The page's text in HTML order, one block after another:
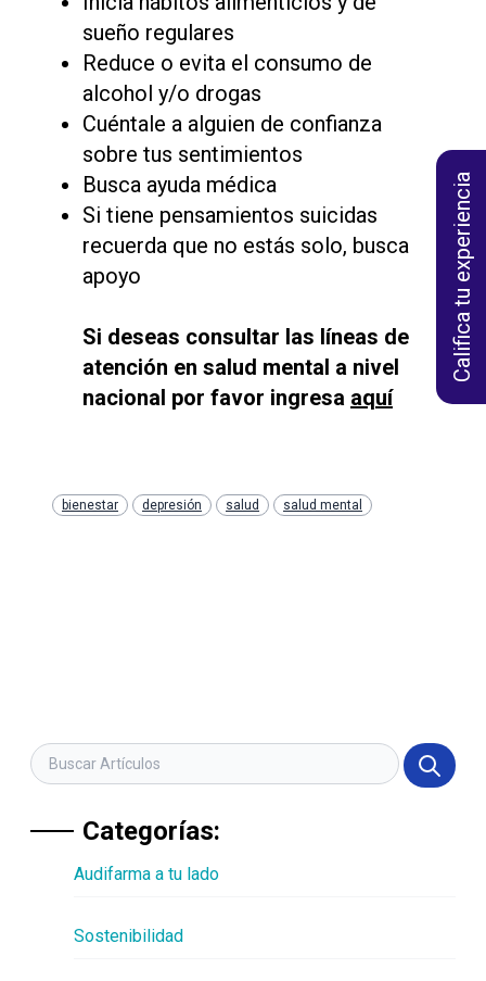
sueño regulares
Reduce o evita el consumo de
alcohol y/o drogas
Cuéntale a alguien de confianza
sobre tus sentimientos
Busca ayuda médica
Si tiene pensamientos suicidas
recuerda que no estás solo, busca
apoyo
Si deseas consultar las líneas de
atención en salud mental a nivel
nacional por favor ingresa aquí
bienestar depresión salud salud mental
Categorías:
Audifarma a tu lado
Sostenibilidad
Califica tu experiencia